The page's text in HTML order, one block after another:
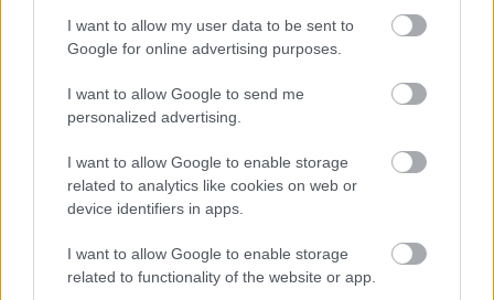
I want to allow my user data to be sent to
Google for online advertising purposes.
I want to allow Google to send me
personalized advertising.
I want to allow Google to enable storage
related to analytics like cookies on web or
device identifiers in apps.
I want to allow Google to enable storage
related to functionality of the website or app.
TAGS: Ναρκωτικά Κάνναβη Αστυνομία (ΕΛΑΣ)
BEST OFINTERNET